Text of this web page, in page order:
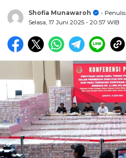
Shofia Munawaroh
- Penulis
Selasa, 17 Juni 2025 - 20:57 WIB